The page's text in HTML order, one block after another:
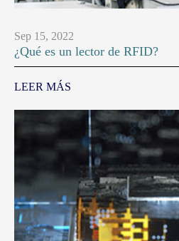
Sep 15, 2022
¿Qué es un lector de RFID?
LEER MÁS